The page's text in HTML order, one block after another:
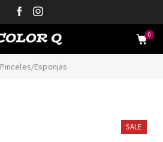
0
Pinceles/Esponjas
SALE